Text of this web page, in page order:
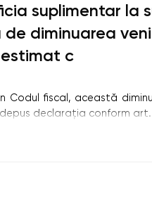
suplimentar la
diminuarea
c
Codul fiscal, această
declaraţia conform art.